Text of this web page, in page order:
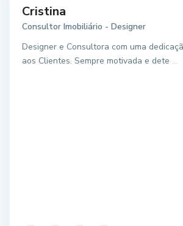
Cristina
Consultor Imobiliário - Designer
Designer e Consultora com uma
aos Clientes. Sempre motivada e dete ...